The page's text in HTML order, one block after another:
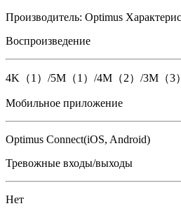
Производитель: Optimus
Воспроизведение
4K（1）/5M（1）/4M（2）/3M（3
Мобильное приложение
Optimus Connect(iOS, Android)
Тревожные входы/выходы
Нет